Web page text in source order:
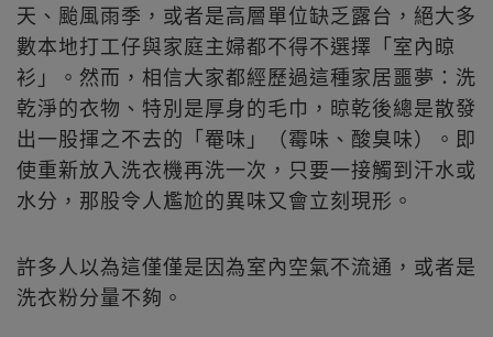
天、颱風雨季，或者是高層單位缺乏露台，絕大多
數本地打工仔與家庭主婦都不得不選擇「室內晾
衫」。然而，相信大家都經歷過這種家居噩夢：洗
乾淨的衣物、特別是厚身的毛巾，晾乾後總是散發
出一股揮之不去的「罨味」（霉味、酸臭味）。即
使重新放入洗衣機再洗一次，只要一接觸到汗水或
水分，那股令人尷尬的異味又會立刻現形。
許多人以為這僅僅是因為室內空氣不流通，或者是
洗衣粉分量不夠。